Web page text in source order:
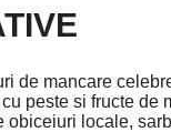
de mancare
peste si fructe de
locale,